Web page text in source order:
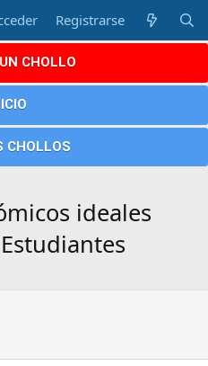
Registrarse
CHOLLO
CHOLLOS
ideales